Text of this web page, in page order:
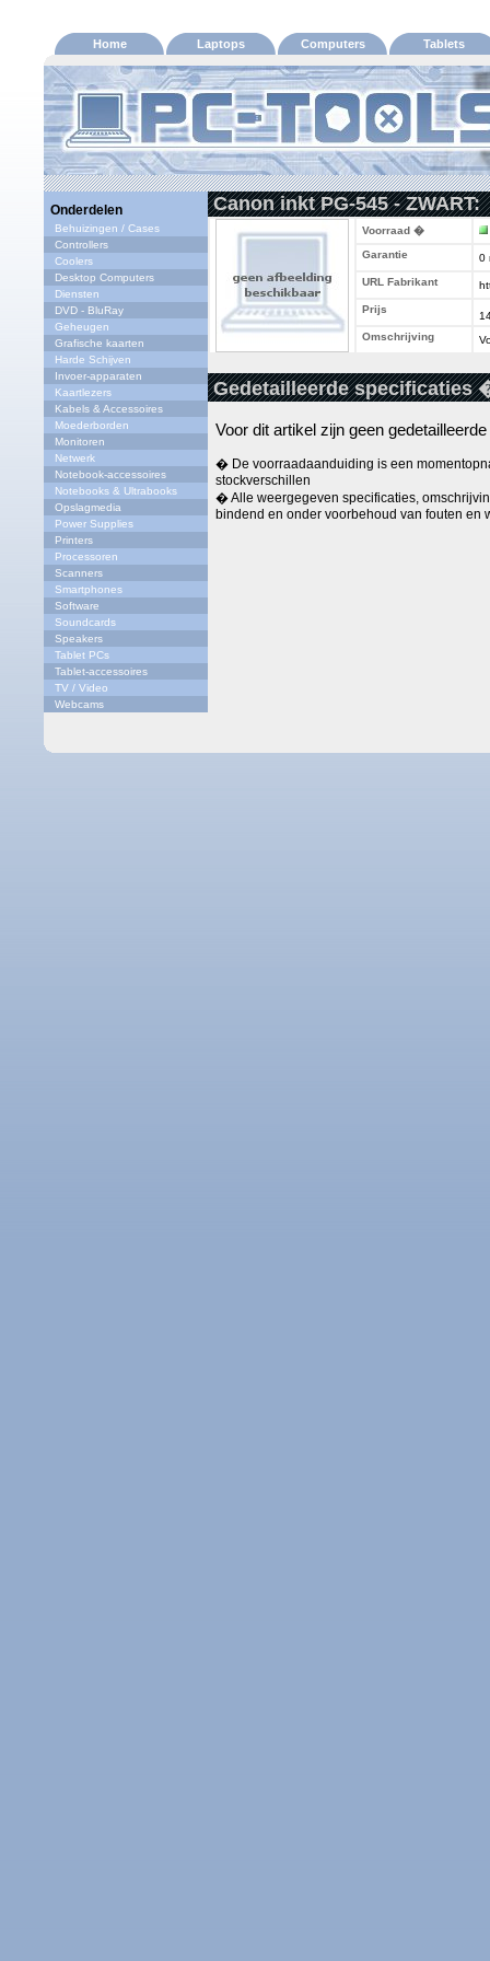
Home Laptops Computers Tablets
Onderdelen
Behuizingen / Cases
Controllers
Coolers
Desktop Computers
Diensten
DVD - BluRay
Geheugen
Grafische kaarten
Harde Schijven
Invoer-apparaten
Kaartlezers
Kabels & Accessoires
Moederborden
Monitoren
Netwerk
Notebook-accessoires
Notebooks & Ultrabooks
Opslagmedia
Power Supplies
Printers
Processoren
Scanners
Smartphones
Software
Soundcards
Speakers
Tablet PCs
Tablet-accessoires
TV / Video
Webcams
Canon inkt PG-545 - ZWART:
Voorraad �
Garantie
0
URL Fabrikant
Prijs
Omschrijving
Gedetailleerde specificaties
Voor dit artikel zijn geen
� De voorraadaanduiding is een
stockverschillen
� Alle weergegeven specificaties,
bindend en onder voorbehoud van fouten en